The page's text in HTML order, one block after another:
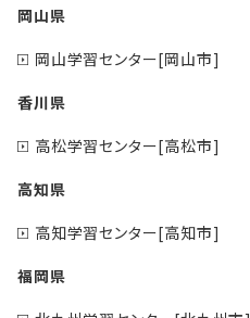
岡山県
岡山学習センター[岡山市]
香川県
高松学習センター[高松市]
高知県
高知学習センター[高知市]
福岡県